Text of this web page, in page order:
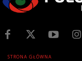
STRONA GŁÓWNA